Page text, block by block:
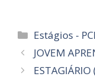
Categorias
Estágios -
JOVEM
ESTAGIÁRIO